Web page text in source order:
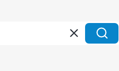
WyczyśćSzukaj